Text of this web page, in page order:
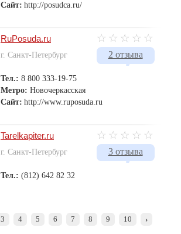
Сайт: http://posudca.ru/
2 отзыва
RuPosuda.ru
г. Санкт-Петербург
Тел.: 8 800 333-19-75
Метро: Новочеркасская
Сайт: http://www.ruposuda.ru
3 отзыва
Tarelkapiter.ru
г. Санкт-Петербург
Тел.: (812) 642 82 32
3 4 5 6 7 8 9 10
›